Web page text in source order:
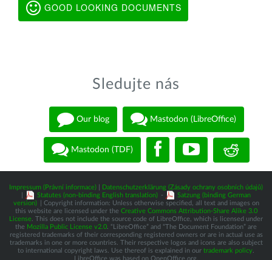
GOOD LOOKING DOCUMENTS
Sledujte nás
Our blog Mastodon (LibreOffice)
Mastodon (TDF)
Impressum (Právní informace)
Datenschutzerklärung (Zásady ochrany osobních údajů)
Statutes (non-binding English translation) -
Satzung (binding German
version)
| Copyright information: Unless otherwise specified, all text and images on
this website are licensed under the Creative Commons Attribution-Share Alike 3.0
License . This does not include the source code of LibreOffice, which is licensed under
the Mozilla Public License v2.0 . “LibreOffice” and “The Document Foundation” are
registered trademarks of their corresponding registered owners or are in actual use as
trademarks in one or more countries. Their respective logos and icons are also subject
to international copyright laws. Use thereof is explained in our trademark policy
LibreOffice was based on OpenOffice.org.